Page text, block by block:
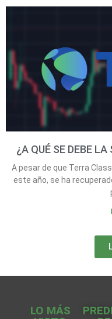
¿A QUÉ SE DEBE
A pesar de que Terra
este año, se ha
LO MÁS